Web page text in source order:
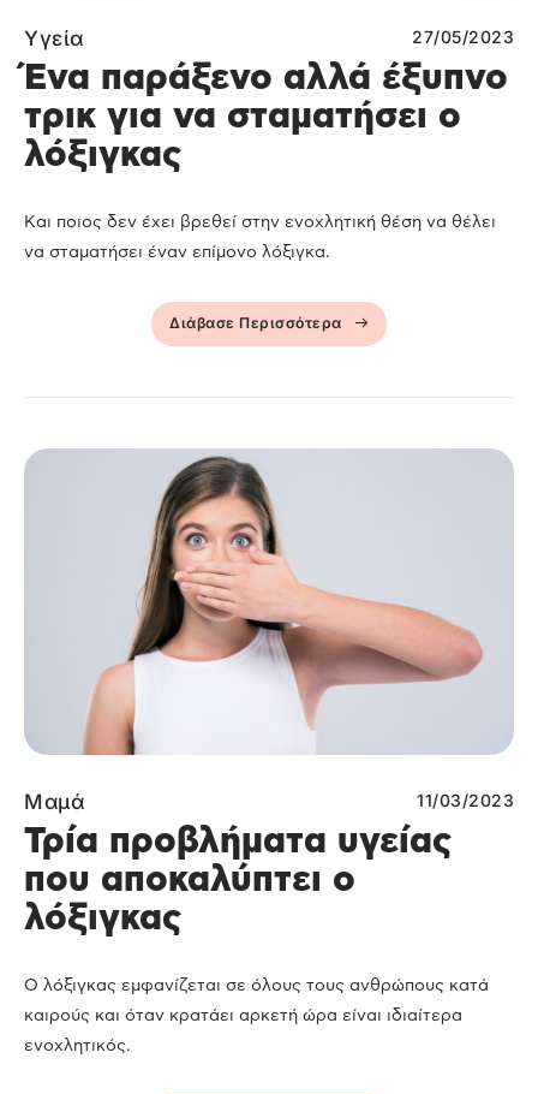
Υγεία 27/05/2023
Ένα παράξενο αλλά έξυπνο
τρικ για να σταματήσει ο
λόξιγκας
Και ποιος δεν έχει βρεθεί στην ενοχλητική θέση να θέλει
να σταματήσει έναν επίμονο λόξιγκα.
Διάβασε Περισσότερα
Μαμά 11/03/2023
Τρία προβλήματα υγείας
που αποκαλύπτει ο
λόξιγκας
Ο λόξιγκας εμφανίζεται σε όλους τους ανθρώπους κατά
καιρούς και όταν κρατάει αρκετή ώρα είναι ιδιαίτερα
ενοχλητικός.